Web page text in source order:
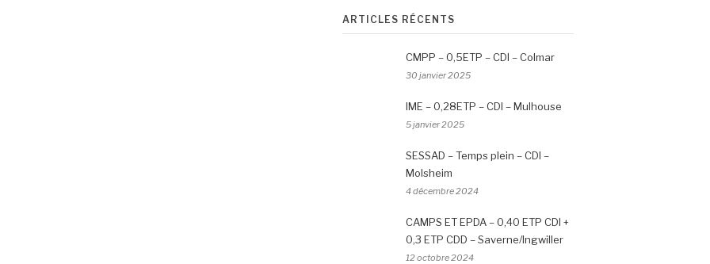
ARTICLES RÉCENTS
CMPP – 0,5ETP – CDI – Colmar
30 janvier 2025
IME – 0,28ETP – CDI – Mulhouse
5 janvier 2025
SESSAD – Temps plein – CDI –
Molsheim
4 décembre 2024
CAMPS ET EPDA – 0,40 ETP CDI +
0,3 ETP CDD – Saverne/Ingwiller
12 octobre 2024